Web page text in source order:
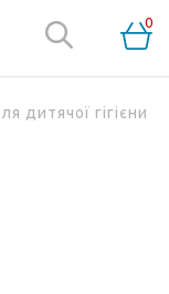
0
дитячої гігієни